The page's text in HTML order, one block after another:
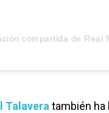
compartida de Real
Talavera también ha